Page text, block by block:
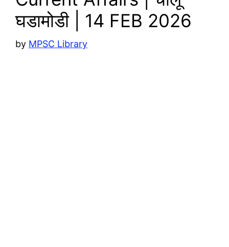
घडामोडी | 14 FEB 2026
by MPSC Library